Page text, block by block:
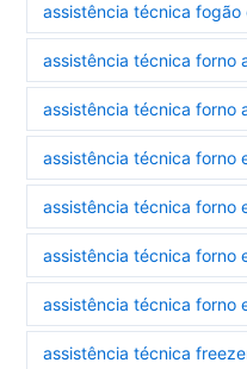
assistência técnica
assistência técnica forno
assistência técnica forno
assistência técnica forno
assistência técnica forno
assistência técnica forno
assistência técnica forno
assistência técnica